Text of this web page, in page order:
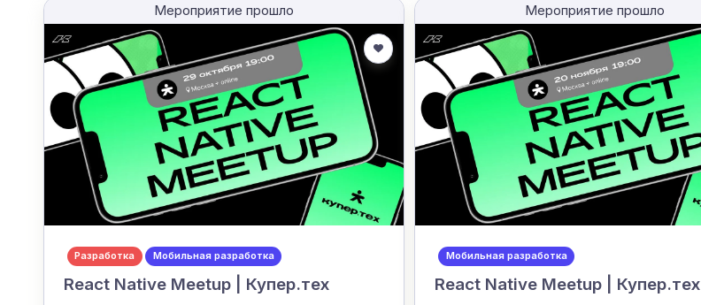
Мероприятие прошло
Разработка Мобильная разработка
React Native Meetup | Купер.тех
Мероприятие прошло
Мобильная разработка
React Native Meetup | Купер.тех